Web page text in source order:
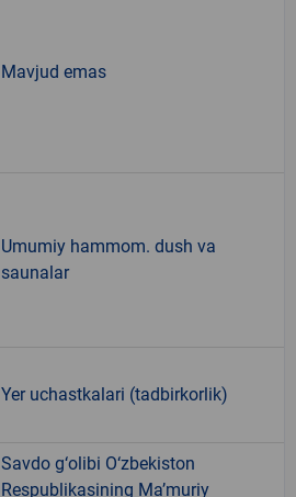
Mavjud emas
Umumiy hammom. dush va
saunalar
Yer uchastkalari (tadbirkorlik)
Savdo g‘olibi O‘zbekiston
Respublikasining Ma’muriy